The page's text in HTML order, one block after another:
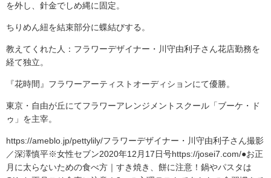
を外し、針金でしめ縄に固定。
ちりめん紐を結束部分に蝶結びする。
教えてくれた人：フラワーデザイナー・川守由利子さん花店勤務を
経て独立。
『花時間』フラワーアーティストオーディションにて優勝。
東京・自由が丘にてフラワーアレンジメントスクール「ブーケ・ド
ゥ」を主宰。
https://ameblo.jp/pettylily/フラワーデザイナー・川守由利子さん撮影
／深澤慎平※女性セブン2020年12月17日号https://josei7.com/●お正
月に太らないための食べ方｜すき焼き、餅に注意！鍋やパスタは